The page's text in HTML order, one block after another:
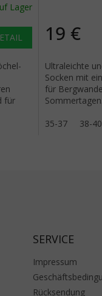
Lager
für
19 €
Ultraleichte
Socken mit
für
35-37
38-40
SERVICE
Impressum
Rücksendung